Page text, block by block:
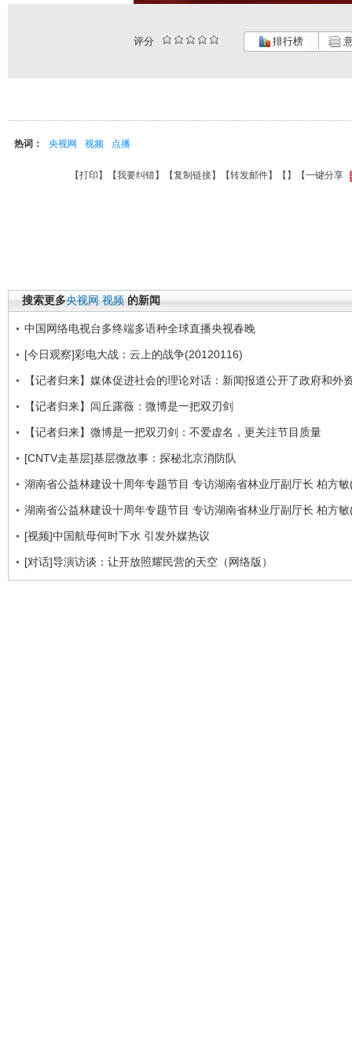
评分 排行榜
热词： 央视网 视频 点播
【打印 】【我要纠错】【复制链接】【转发邮件】【 】 【一键分享
搜索更多央视网 视频 的新闻
中国网络电视台多终端多语种全球直播央视春晚
[今日观察]彩电大战：云上的战争(20120116)
【记者归来】媒体促进社会的理论对话：新闻报道公开了政府和外
【记者归来】闾丘露薇：微博是一把双刃剑
【记者归来】微博是一把双刃剑：不爱虚名，更关注节目质量
[CNTV走基层]基层微故事：探秘北京消防队
湖南省公益林建设十周年专题节目 专访湖南省林业厅副厅长 柏方
湖南省公益林建设十周年专题节目 专访湖南省林业厅副厅长 柏方
[视频]中国航母何时下水 引发外媒热议
[对话]导演访谈：让开放照耀民营的天空（网络版）